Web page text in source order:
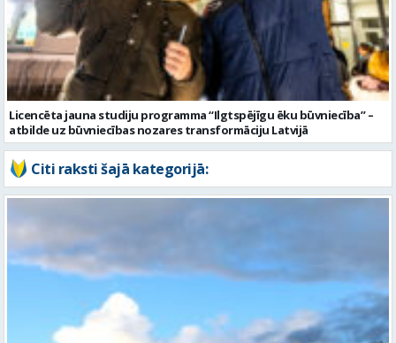
Licencēta jauna studiju programma “Ilgtspējīgu ēku būvniecība” –
atbilde uz būvniecības nozares transformāciju Latvijā
Citi raksti šajā kategorijā: